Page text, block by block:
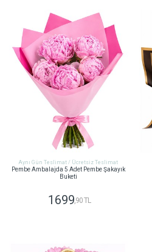
Aynı Gün Teslimat / Ücretsiz Teslimat
Pembe Ambalajda 5 Adet Pembe Şakayık
Buketi
1699 ,90 TL